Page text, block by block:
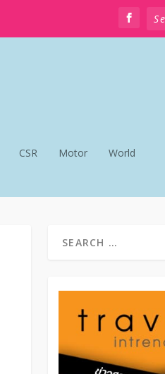
CSR Motor World